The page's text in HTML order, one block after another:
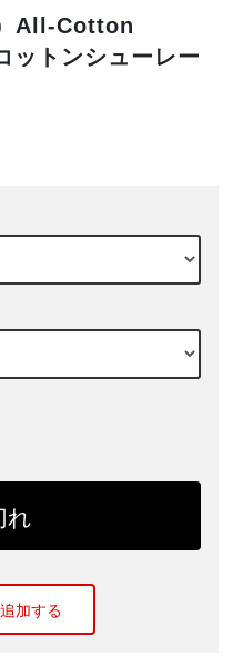
All-Cotton
トンシューレー
加する